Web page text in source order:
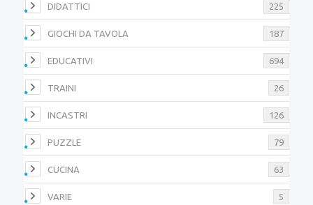
DIDATTICI 225
GIOCHI DA TAVOLA 187
EDUCATIVI 694
TRAINI 26
INCASTRI 126
PUZZLE 79
CUCINA 63
VARIE 5